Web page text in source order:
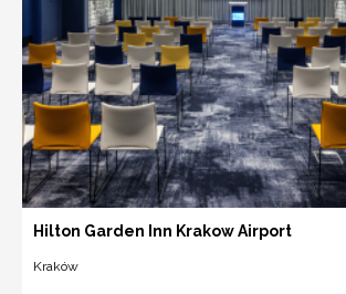
Hilton Garden Inn Krakow Airport
Kraków